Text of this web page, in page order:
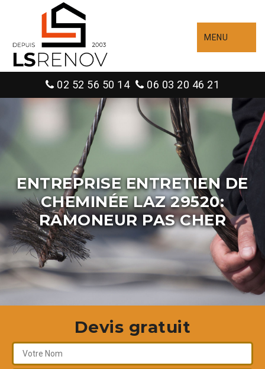
MENU
02 52 56 50 14 06 03 20 46 21
ENTREPRISE ENTRETIEN DE
CHEMINÉE LAZ 29520:
RAMONEUR PAS CHER
Devis gratuit